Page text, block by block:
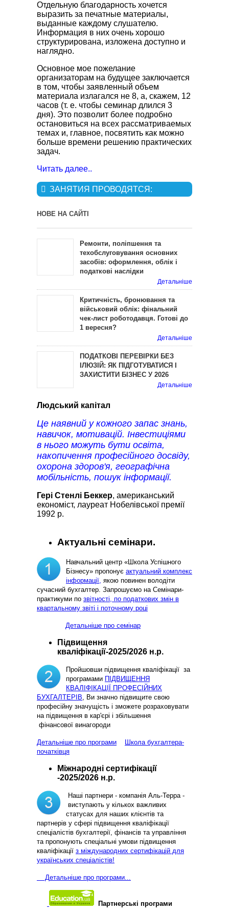
Отдельную благодарность хочется
выразить за печатные материалы,
выданные каждому слушателю.
Информация в них очень хорошо
структурирована, изложена доступно и
наглядно.
Основное мое пожелание
организаторам на будущее заключается
в том, чтобы заявленный объем
материала излагался не 8, а, скажем, 12
часов (т. е. чтобы семинар длился 3
дня). Это позволит более подробно
остановиться на всех рассматриваемых
темах и, главное, посвятить как можно
больше времени решению практических
задач.
Читать далее..
ЗАНЯТИЯ ПРОВОДЯТСЯ:
НОВЕ НА САЙТІ
Ремонти, поліпшення та
техобслуговування основних
засобів: оформлення, облік і
податкові наслідки
Детальніше
Критичність, бронювання та
військовий облік: фінальний
чек-лист роботодавця. Готові до
1 вересня?
Детальніше
ПОДАТКОВІ ПЕРЕВІРКИ БЕЗ
ІЛЮЗІЙ: ЯК ПІДГОТУВАТИСЯ І
ЗАХИСТИТИ БІЗНЕС У 2026
Детальніше
Людський капітал
Це наявний у кожного запас знань,
навичок, мотивацій. Інвестиціями
в нього можуть бути освіта,
накопичення професійного досвіду,
охорона здоров'я, географічна
мобільність, пошук інформації.
Гері Стенлі Беккер, американський
економіст, лауреат Нобелівської премії
1992 р.
Актуальні семінари.
Навчальний центр «Школа Успішного
Бізнесу» пропонує актуальний комплекс
інформації, якою повинен володіти
сучасний бухгалтер. Запрошуємо на Семінари-
практикуми по звітності, по податкових змін в
квартальному звіті і поточному році
Детальніше про семінар
Підвищення
кваліфікації-2025/2026 н.р.
Пройшовши підвищення кваліфікації за
програмами ПІДВИЩЕННЯ
КВАЛІФІКАЦІЇ ПРОФЕСІЙНИХ
БУХГАЛТЕРІВ, Ви значно підвищите свою
професійну значущість і зможете розраховувати
на підвищення в кар'єрі і збільшення
фінансової винагороди
Детальніше про програми
Школа бухгалтера-
початківця
Міжнародні сертифікації
-2025/2026 н.р.
Наші партнери - компанія Аль-Терра -
виступають у кількох важливих
статусах для наших клієнтів та
партнерів у сфері підвищення кваліфікації
спеціалістів бухгалтерії, фінансів та управління
та пропонують спеціальні умови підвищення
кваліфікації з міждународних сертифікацій для
українських спеціалістів!
Детальніше про програми...
Партнерські програми